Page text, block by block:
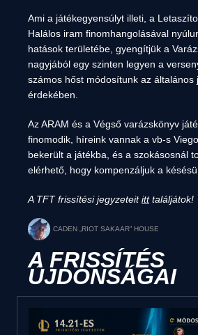
Ami a játékegyensúlyt illeti, a
Halálos iram finomhangolásával
hatások területébe, gyengítjük a
nagyjából egy szinten legyen a
számos hőst módosítunk az általános
érdekében.
Az ARAM és a Végső varázskönyv
finomodik, híreink vannak a vb-s
bekerült a játékba, és a szokásosnál
elérhető, hogy kompenzáljuk a
A TFT frissítési jegyzeteititttaláljátok!
CADEN „RIOT SAKAAR” HOUSE
A FRISSÍTÉS
ÚJDONSÁGAI